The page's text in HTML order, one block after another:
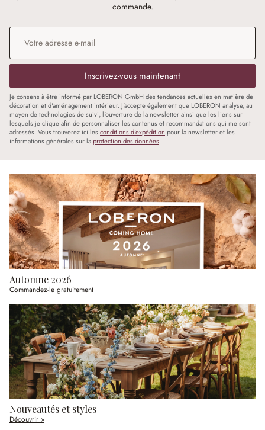
commande.
Adresse e-mail
Inscrivez-vous maintenant
Je consens à être informé par LOBERON GmbH des tendances actuelles en matière de
décoration et d'aménagement intérieur. J'accepte également que LOBERON analyse, au
moyen de technologies de suivi, l'ouverture de la newsletter ainsi que les liens sur
lesquels je clique afin de personnaliser les contenus et recommandations qui me sont
adressés. Vous trouverez ici les conditions d'expédition pour la newsletter et les
informations générales sur laprotection des données.
Automne 2026
Commandez-le gratuitement
Nouveautés et styles
Découvrir »